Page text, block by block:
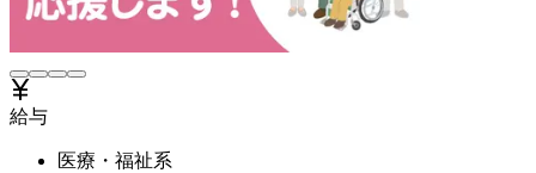
給与
医療・福祉系